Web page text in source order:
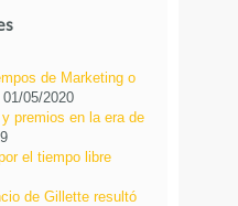
de Marketing o
01/05/2020
premios en la era de
el tiempo libre
de Gillette resultó